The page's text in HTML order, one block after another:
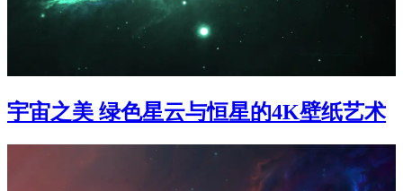
宇宙之美 绿色星云与恒星的4K壁纸艺术